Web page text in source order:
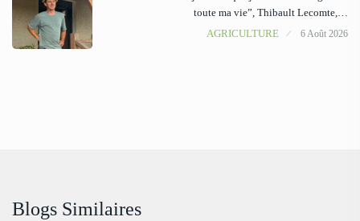
toute ma vie”, Thibault Lecomte,…
AGRICULTURE
6 Août 2026
Blogs Similaires